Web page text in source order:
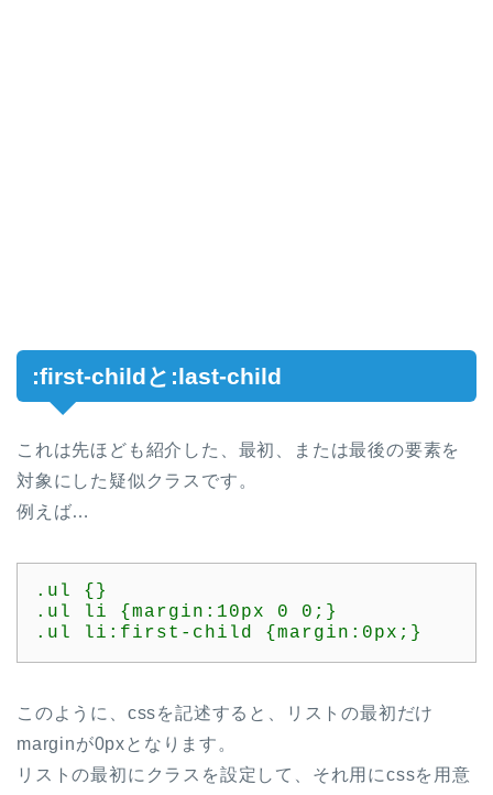
:first-childと:last-child
これは先ほども紹介した、最初、または最後の要素を
対象にした疑似クラスです。
例えば…
.ul {}
.ul li {margin:10px 0 0;}
.ul li:first-child {margin:0px;}
このように、cssを記述すると、リストの最初だけ
marginが0pxとなります。
リストの最初にクラスを設定して、それ用にcssを用意